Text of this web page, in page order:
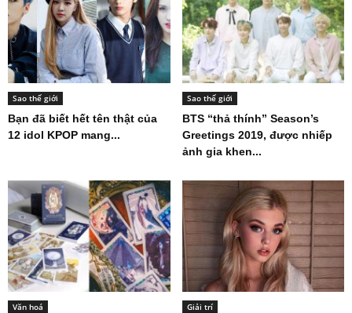
Sao thế giới
Bạn đã biết hết tên thật của
12 idol KPOP mang...
Sao thế giới
BTS “thả thính” Season’s
Greetings 2019, được nhiếp
ảnh gia khen...
Văn hoá Giải trí